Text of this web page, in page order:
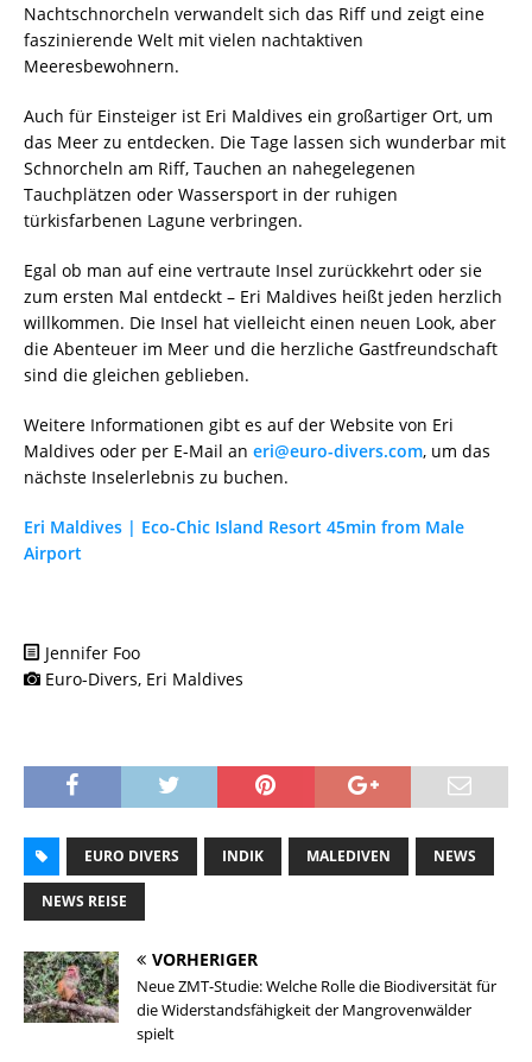
Nachtschnorcheln verwandelt sich das Riff und zeigt eine
faszinierende Welt mit vielen nachtaktiven
Meeresbewohnern.
Auch für Einsteiger ist Eri Maldives ein großartiger Ort, um
das Meer zu entdecken. Die Tage lassen sich wunderbar mit
Schnorcheln am Riff, Tauchen an nahegelegenen
Tauchplätzen oder Wassersport in der ruhigen
türkisfarbenen Lagune verbringen.
Egal ob man auf eine vertraute Insel zurückkehrt oder sie
zum ersten Mal entdeckt – Eri Maldives heißt jeden herzlich
willkommen. Die Insel hat vielleicht einen neuen Look, aber
die Abenteuer im Meer und die herzliche Gastfreundschaft
sind die gleichen geblieben.
Weitere Informationen gibt es auf der Website von Eri
Maldives oder per E-Mail an eri@euro-divers.com, um das
nächste Inselerlebnis zu buchen.
Eri Maldives | Eco-Chic Island Resort 45min from Male
Airport
Jennifer Foo
Euro-Divers, Eri Maldives
EURO DIVERS INDIK MALEDIVEN NEWS
NEWS REISE
VORHERIGER
Neue ZMT-Studie: Welche Rolle die Biodiversität für
die Widerstandsfähigkeit der Mangrovenwälder
spielt